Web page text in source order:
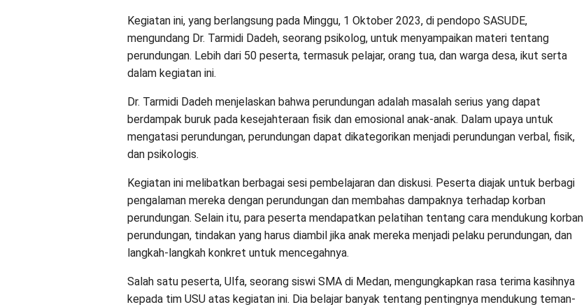
Kegiatan ini, yang berlangsung pada Minggu, 1 Oktober 2023, di pendopo SASUDE,
mengundang Dr. Tarmidi Dadeh, seorang psikolog, untuk menyampaikan materi tentang
perundungan. Lebih dari 50 peserta, termasuk pelajar, orang tua, dan warga desa, ikut serta
dalam kegiatan ini.
Dr. Tarmidi Dadeh menjelaskan bahwa perundungan adalah masalah serius yang dapat
berdampak buruk pada kesejahteraan fisik dan emosional anak-anak. Dalam upaya untuk
mengatasi perundungan, perundungan dapat dikategorikan menjadi perundungan verbal, fisik,
dan psikologis.
Kegiatan ini melibatkan berbagai sesi pembelajaran dan diskusi. Peserta diajak untuk berbagi
pengalaman mereka dengan perundungan dan membahas dampaknya terhadap korban
perundungan. Selain itu, para peserta mendapatkan pelatihan tentang cara mendukung korban
perundungan, tindakan yang harus diambil jika anak mereka menjadi pelaku perundungan, dan
langkah-langkah konkret untuk mencegahnya.
Salah satu peserta, Ulfa, seorang siswi SMA di Medan, mengungkapkan rasa terima kasihnya
kepada tim USU atas kegiatan ini. Dia belajar banyak tentang pentingnya mendukung teman-